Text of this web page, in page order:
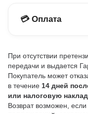
💳 Оплата
При отсутствии
передачи и выдается
Покупатель может
в течение 14 дней
или налоговую
Возврат возможен, если